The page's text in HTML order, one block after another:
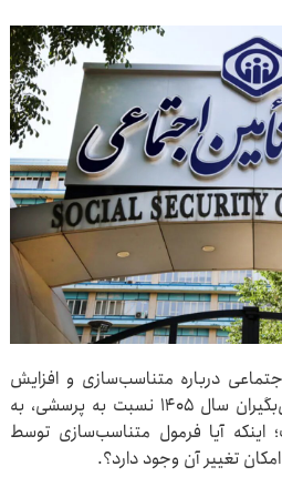
درباره متناسب‌سازی و افزایش
حقوق بازنشستگان و مستمری‌بگیران سال ۱۴۰۵ نسبت به پرسشی، به
اینکه آیا فرمول متناسب‌سازی توسط
تغییر آن وجود دارد؟.